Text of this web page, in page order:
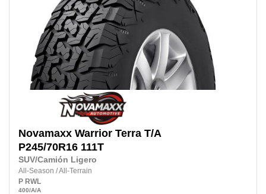
Novamaxx Warrior Terra T/A
P245/70R16 111T
SUV/Camión Ligero
All-Season /All-Terrain
P RWL
400/A/A